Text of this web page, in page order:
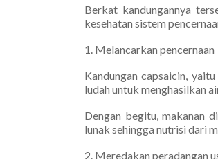
Berkat kandungannya
kesehatan sistem
1. Melancarkan pencernaan
Kandungan capsaicin,
ludah untuk menghasilkan
Dengan begitu, makanan
lunak sehingga nutrisi dari
2. Meredakan peradangan